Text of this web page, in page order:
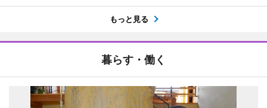
もっと見る
暮らす・働く